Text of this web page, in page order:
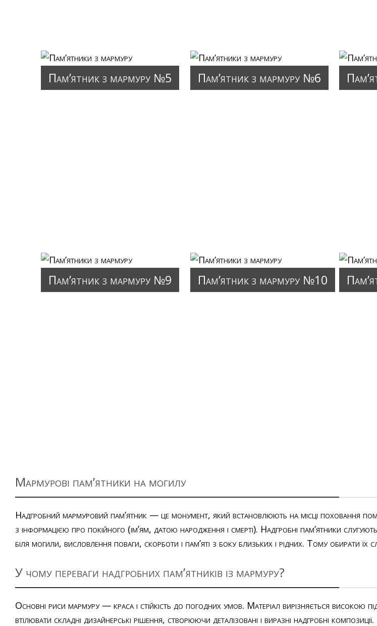
Пам’ятник з мармуру №5 Пам’ятник з мармуру №6
Пам’ятник з мармуру №9 Пам’ятник з мармуру №10
Мармурові пам’ятники на могилу
Надгробний мармуровий пам’ятник — це монумент, який встановлюють на місці поховання
з інформацією про покійного (ім’ям, датою народження і смерті). Надгробні пам’ятники
біля могили, висловлення поваги, скорботи і пам’яті з боку близьких і рідних. Тому обирати їх
У чому переваги надгробних пам’ятників із мармуру?
Основні риси мармуру — краса і стійкість до погодних умов. Матеріал вирізняється високою
втілювати складні дизайнерські рішення, створюючи деталізовані і виразні надгробні